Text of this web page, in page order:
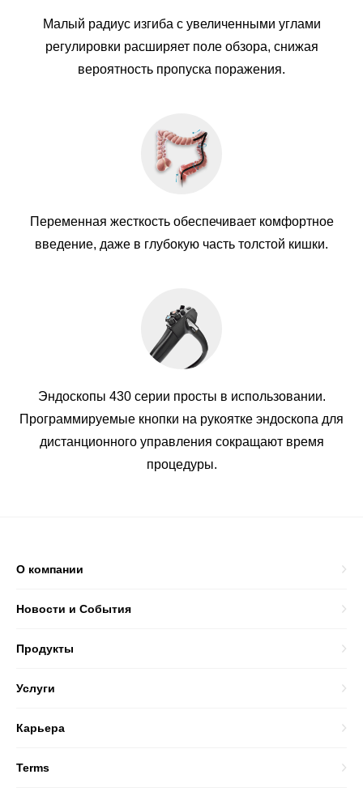
Малый радиус изгиба с увеличенными углами
регулировки расширяет поле обзора, снижая
вероятность пропуска поражения.
Переменная жесткость обеспечивает комфортное
введение, даже в глубокую часть толстой кишки.
Эндоскопы 430 серии просты в использовании.
Программируемые кнопки на рукоятке эндоскопа для
дистанционного управления сокращают время
процедуры.
О компании
Новости и События
Продукты
Услуги
Карьера
Terms